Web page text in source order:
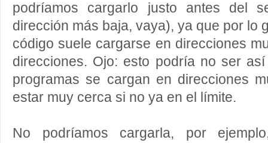
podríamos cargarlo justo antes del
dirección más baja, vaya), ya que por lo
código suele cargarse en direcciones
direcciones. Ojo: esto podría no ser
programas se cargan en direcciones
estar muy cerca si no ya en el límite.
No podríamos cargarla, por